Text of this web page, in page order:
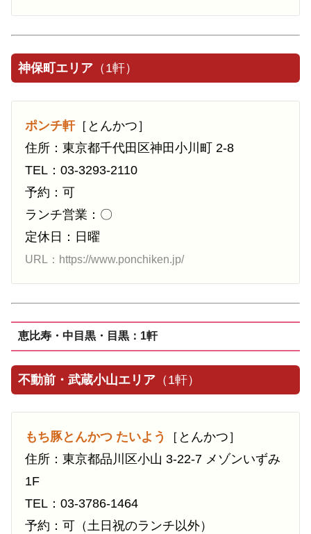
神保町エリア （1軒）
ポンチ軒［とんかつ］
住所：東京都千代田区神田小川町 2-8
TEL：03-3293-2110
予約：可
ランチ営業：〇
定休日：日曜
URL：https://www.ponchiken.jp/
恵比寿・中目黒・目黒：1軒
不動前・武蔵小山エリア （1軒）
もち豚とんかつ たいよう
［とんかつ］
住所：東京都品川区小山 3-22-7 メゾンいずみ
1F
TEL：03-3786-1464
予約：可（土日祝のランチ以外）